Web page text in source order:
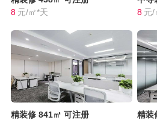
8 元/㎡*天
8 元/
精装修 841㎡ 可注册
精装